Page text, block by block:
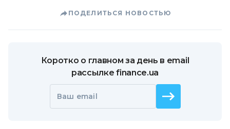
ПОДЕЛИТЬСЯ НОВОСТЬЮ
Коротко о главном за день в email
рассылке finance.ua
Ваш email